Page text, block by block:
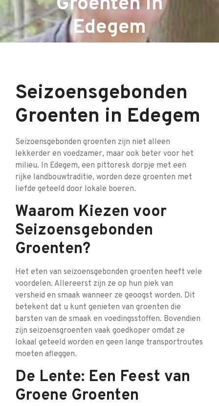
Edegem
Seizoensgebonden
Groenten in Edegem
Seizoensgebonden groenten zijn niet alleen
lekkerder en voedzamer, maar ook beter voor het
milieu. In Edegem, een pittoresk dorpje met een
rijke landbouwtraditie, worden deze groenten met
liefde geteeld door lokale boeren.
Waarom Kiezen voor
Seizoensgebonden
Groenten?
Het eten van seizoensgebonden groenten heeft vele
voordelen. Allereerst zijn ze op hun piek van
versheid en smaak wanneer ze geoogst worden. Dit
betekent dat u kunt genieten van groenten die
barsten van de smaak en voedingsstoffen. Bovendien
zijn seizoensgroenten vaak goedkoper omdat ze
lokaal geteeld worden en geen lange transportroutes
moeten afleggen.
De Lente: Een Feest van
Groene Groenten